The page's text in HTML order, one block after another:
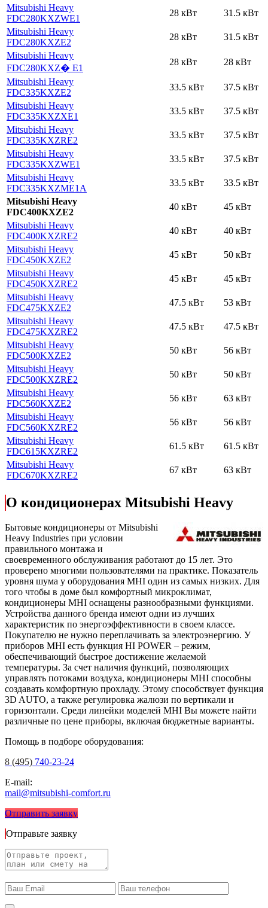
Mitsubishi Heavy
FDC280KXZWE1
28 кВт
31.5 кВт
Mitsubishi Heavy
FDC280KXZE2
28 кВт
31.5 кВт
Mitsubishi Heavy
FDC280KXZ� E1
28 кВт
28 кВт
Mitsubishi Heavy
FDC335KXZE2
33.5 кВт
37.5 кВт
Mitsubishi Heavy
FDC335KXZXE1
33.5 кВт
37.5 кВт
Mitsubishi Heavy
FDC335KXZRE2
33.5 кВт
37.5 кВт
Mitsubishi Heavy
FDC335KXZWE1
33.5 кВт
37.5 кВт
Mitsubishi Heavy
FDC335KXZME1A
33.5 кВт
33.5 кВт
Mitsubishi Heavy
FDC400KXZE2
40 кВт
45 кВт
Mitsubishi Heavy
FDC400KXZRE2
40 кВт
40 кВт
Mitsubishi Heavy
FDC450KXZE2
45 кВт
50 кВт
Mitsubishi Heavy
FDC450KXZRE2
45 кВт
45 кВт
Mitsubishi Heavy
FDC475KXZE2
47.5 кВт
53 кВт
Mitsubishi Heavy
FDC475KXZRE2
47.5 кВт
47.5 кВт
Mitsubishi Heavy
FDC500KXZE2
50 кВт
56 кВт
Mitsubishi Heavy
FDC500KXZRE2
50 кВт
50 кВт
Mitsubishi Heavy
FDC560KXZE2
56 кВт
63 кВт
Mitsubishi Heavy
FDC560KXZRE2
56 кВт
56 кВт
Mitsubishi Heavy
FDC615KXZRE2
61.5 кВт
61.5 кВт
Mitsubishi Heavy
FDC670KXZRE2
67 кВт 63 кВт
О кондиционерах Mitsubishi Heavy
Бытовые кондиционеры от Mitsubishi
Heavy Industries при условии
правильного монтажа и
своевременного обслуживания работают до 15 лет. Это
проверено многими пользователями на практике. Показатель
уровня шума у оборудования MHI один из самых низких. Для
того чтобы в доме был комфортный микроклимат,
кондиционеры MHI оснащены разнообразными функциями.
Устройства данного бренда имеют одни из лучших
характеристик по энергоэффективности в своем классе.
Покупателю не нужно переплачивать за электроэнергию. У
приборов MHI есть функция HI POWER – режим,
обеспечивающий быстрое достижение желаемой
температуры. За счет наличия функций, позволяющих
управлять потоками воздуха, кондиционеры MHI способны
создавать комфортную прохладу. Этому способствует функция
3D AUTO, а также регулировка жалюзи по вертикали и
горизонтали. Среди линейки моделей MHI Вы можете найти
различные по цене приборы, включая бюджетные варианты.
Помощь в подборе оборудования:
8 (495) 740-23-24
E-mail:
mail@mitsubishi-comfort.ru
Отправить заявку
Отправьте заявку